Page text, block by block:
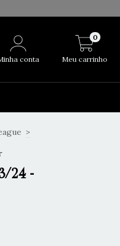
conta Meu carrinho
0
>
24 -